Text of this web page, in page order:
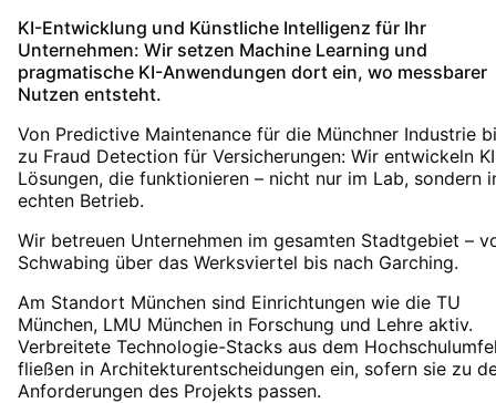
KI-Entwicklung und Künstliche Intelligenz für Ihr
Unternehmen: Wir setzen Machine Learning und
pragmatische KI-Anwendungen dort ein, wo messbarer
Nutzen entsteht.
Von Predictive Maintenance für die Münchner Industrie
zu Fraud Detection für Versicherungen: Wir entwickeln
Lösungen, die funktionieren – nicht nur im Lab, sondern
echten Betrieb.
Wir betreuen Unternehmen im gesamten Stadtgebiet –
Schwabing über das Werksviertel bis nach Garching.
Am Standort München sind Einrichtungen wie die TU
München, LMU München in Forschung und Lehre aktiv.
Verbreitete Technologie-Stacks aus dem
fließen in Architekturentscheidungen ein, sofern sie zu
Anforderungen des Projekts passen.